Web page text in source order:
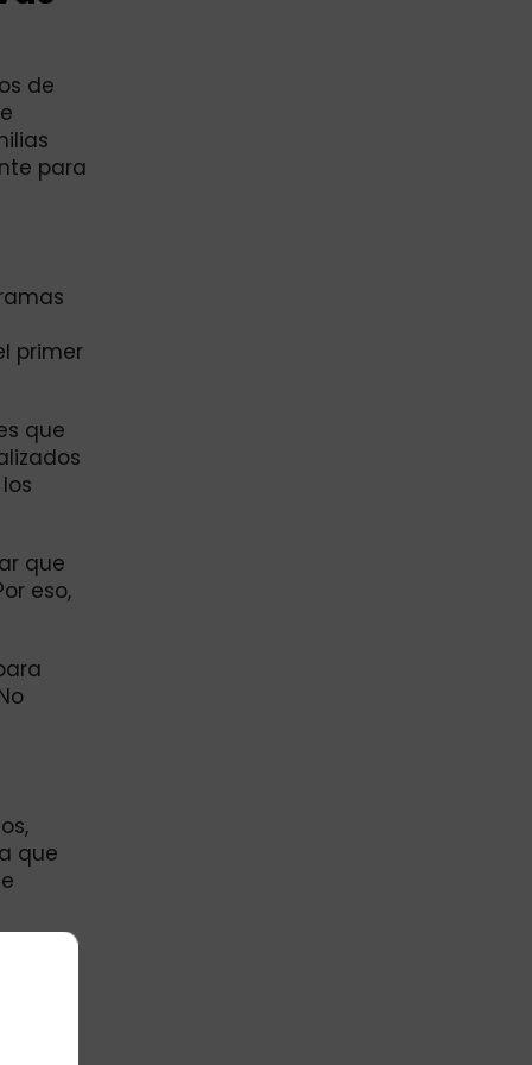
de
para
primer
que
que
eso,
que